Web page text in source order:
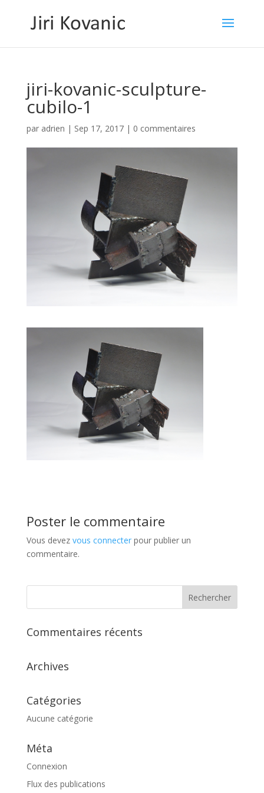
jiri-kovanic-sculpture-
cubilo-1
par adrien | Sep 17, 2017| 0 commentaires
Poster le commentaire
Vous devez vous connecterpour publier un
commentaire.
Commentaires récents
Archives
Catégories
Aucune catégorie
Méta
Connexion
Flux des publications